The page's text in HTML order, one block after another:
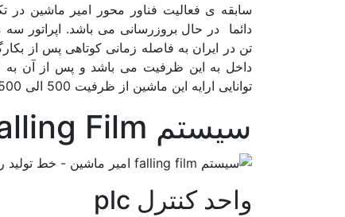
تن در ایران به فاصله زمانی کوتاهی پس از
داخل به این ظرفیت می باشد و پس از آن به
توانایی ارایه این ماشین از ظرفیت 500 الی 1500 تن در 24 ساعت انحصارا در داخل کشور را دارا می باشد.
سیستم Falling Film ( فالینگ فیلم )
واحد کنترل plc